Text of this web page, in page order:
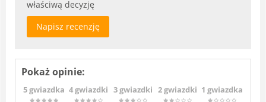
właściwą decyzję
Napisz recenzję
Pokaż opinie:
5 gwiazdka 4 gwiazdki 3 gwiazdki 2 gwiazdki 1 gwiazdka